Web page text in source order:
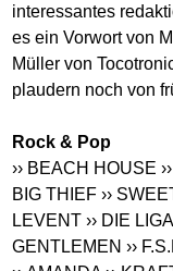
interessantes
es ein Vorwort von
Müller von
plaudern noch von
Rock & Pop
›› BEACH HOUSE
BIG THIEF ››
LEVENT ›› DIE
GENTLEMEN ››